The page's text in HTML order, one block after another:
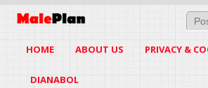
HOME ABOUT US PRIVACY &
DIANABOL